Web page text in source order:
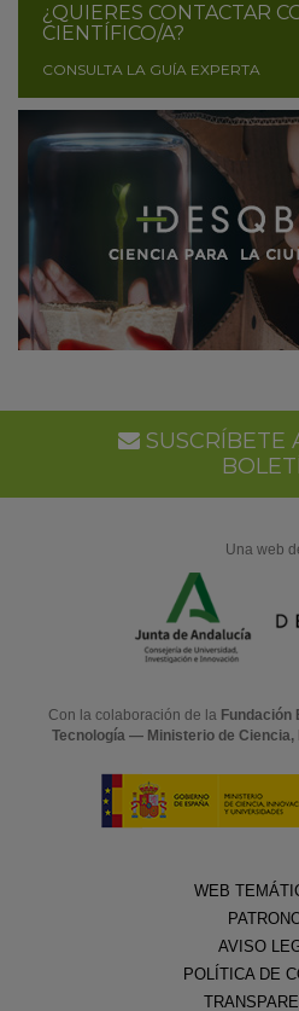
¿QUIERES CONTACTAR
CIENTÍFICO/A?
CONSULTA LA GUÍA EXPERTA
SUSCRÍBETE
Una web
Con la colaboración de la Fundación
Tecnología — Ministerio de
WEB
AVISO
POLÍTICA DE